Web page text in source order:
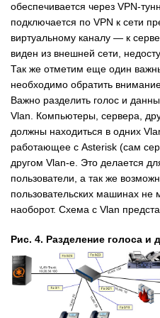
обеспечивается через VPN-
подключается по VPN к сети
виртуальному каналу — к
виден из внешней сети,
Так же отметим еще один
необходимо обратить
Важно разделить голос и
Vlan. Компьютеры, сервера,
должны находиться в одних
работающее с Asterisk (сам
другом Vlan-е. Это делается
пользователи, а так же
пользовательских машинах не
наоборот. Схема с Vlan
Рис. 4. Разделение голоса и